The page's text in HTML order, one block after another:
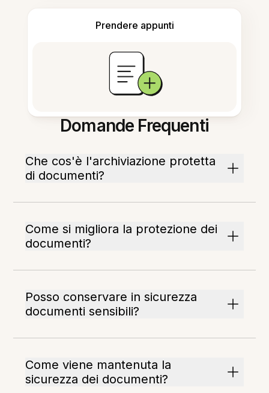
Prendere appunti
Domande Frequenti
Che cos'è l'archiviazione protetta
di documenti?
Come si migliora la protezione dei
documenti?
Posso conservare in sicurezza
documenti sensibili?
Come viene mantenuta la
sicurezza dei documenti?